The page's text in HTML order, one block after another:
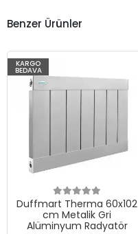
Benzer Ürünler
KARGO
BEDAVA
Duffmart Therma 60x102
cm Metalik Gri
Alüminyum Radyatör